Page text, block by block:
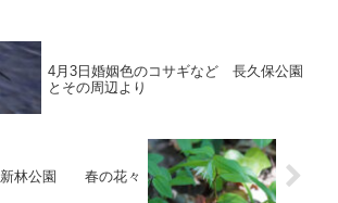
4月3日婚姻色のコサギなど 長久保公園
とその周辺より
新林公園 春の花々